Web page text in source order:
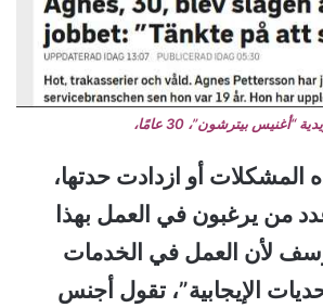
“أغنيس بيترشون”، 30 عامًا،
المشكلات أو ازدادت حدتها،
من يرغبون في العمل بهذا
لأن العمل في الخدمات
الإيجابية”، تقول أجنس